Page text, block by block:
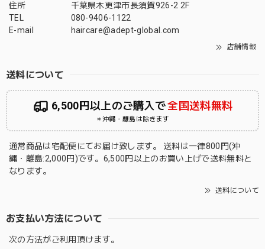
住所
千葉県木更津市長須賀926-2 2F
TEL
080-9406-1122
E-mail
haircare@adept-global.com
店舗情報
送料について
6,500円以上のご購入で全国送料無料
＊沖縄・離島は除きます
通常商品は宅配便にてお届け致します。 送料は一律800円(沖
縄・離島:2,000円)です。6,500円以上のお買い上げで送料無料と
なります。
送料について
お支払い方法について
次の方法がご利用頂けます。